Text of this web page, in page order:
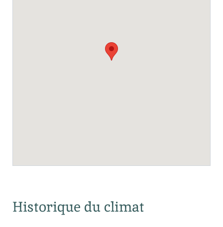
Historique du climat